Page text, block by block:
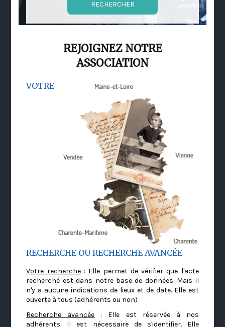
REJOIGNEZ NOTRE
ASSOCIATION
VOTRE
RECHERCHE OU RECHERCHE AVANCÉE
Votre recherche: Elle permet de vérifier que l'acte
recherché est dans notre base de données. Mais il
n'y a aucune indications de lieux et de date. Elle est
ouverte à tous (adhérents ou non)
Recherche avancée : Elle est réservée à nos
adhérents. Il est nécessaire de s'identifier. Elle